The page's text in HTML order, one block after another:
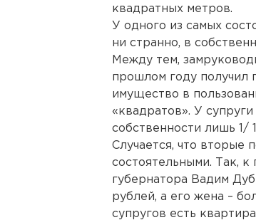
квадратных метров.
У одного из самых
ни странно, в
Между тем,
прошлом году получил
имущество в
«квадратов». У
собственности лишь 1/
Случается, что вторые
состоятельными. Так,
губернатора Вадим
рублей, а его жена –
супругов есть